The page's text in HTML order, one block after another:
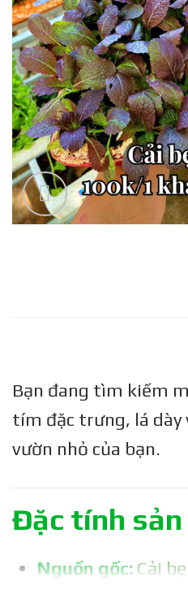
Bạn đang tìm kiếm
tím đặc trưng, lá dày
vườn nhỏ của bạn.
Đặc tính sản
Nguồn gốc: Cải bẹ